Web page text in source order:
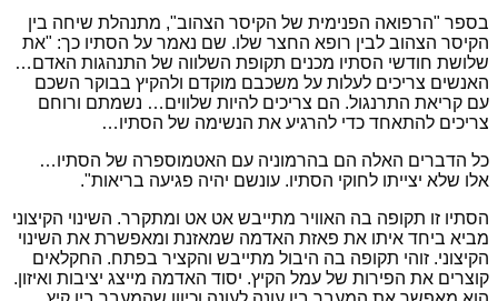
בספר "הרפואה הפנימית של הקיסר הצהוב", מתנהלת שיחה בין
הקיסר הצהוב לבין רופא החצר שלו. שם נאמר על הסתיו כך: "את
שלושת חודשי הסתיו מכנים תקופת השלווה של התנהגות האדם…
האנשים צריכים לעלות על משכבם מוקדם ולהקיץ בבוקר השכם
עם קריאת התרנגול. הם צריכים להיות שלווים… נשמתם ורוחם
צריכים להתאחד כדי להרגיע את הנשימה של הסתיו…
כל הדברים האלה הם בהרמוניה עם האטמוספרה של הסתיו…
אלו שלא יצייתו לחוקי הסתיו. עונשם יהיה פגיעה בריאות".
הסתיו זו תקופה בה האוויר מתייבש אט אט ומתקרר. השינוי הקיצוני
מביא ביחד איתו את פאזת האדמה שמאזנת ומאפשרת את השינוי
הקיצוני. זוהי תקופה בה היבול מתייבש והקציר בפתח. החקלאים
קוצרים את הפירות של עמל הקיץ. יסוד האדמה מייצג יציבות ואיזון.